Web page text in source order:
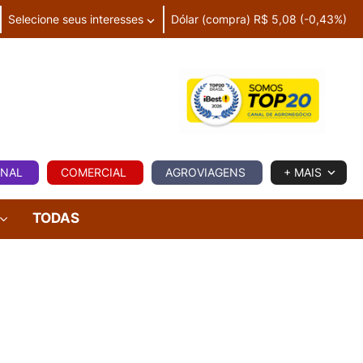
Selecione seus interesses Dólar (compra) R$ 5,08 (-0,43%)
COMERCIAL AGROVIAGENS + MAIS
TODAS